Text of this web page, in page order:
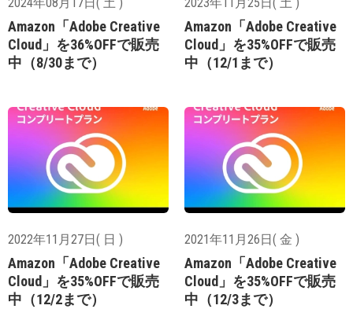
2024年08月17日( 土 )
Amazon「Adobe Creative
Cloud」を36%OFFで販売
中（8/30まで）
2023年11月25日( 土 )
Amazon「Adobe Creative
Cloud」を35%OFFで販売
中（12/1まで）
2022年11月27日( 日 )
Amazon「Adobe Creative
Cloud」を35%OFFで販売
中（12/2まで）
2021年11月26日( 金 )
Amazon「Adobe Creative
Cloud」を35%OFFで販売
中（12/3まで）